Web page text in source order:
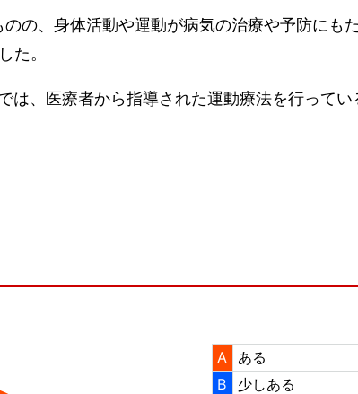
の、身体活動や運動が病気の治療や予防にも
た。
は、医療者から指導された運動療法を行って
A ある
B
少しある